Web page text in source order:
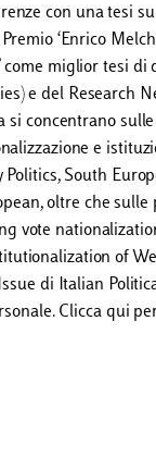
con una tesi
‘Enrico
come miglior tesi
e del Research
si concentrano
e
South
oltre che
vote
of
di Italian
Clicca qui